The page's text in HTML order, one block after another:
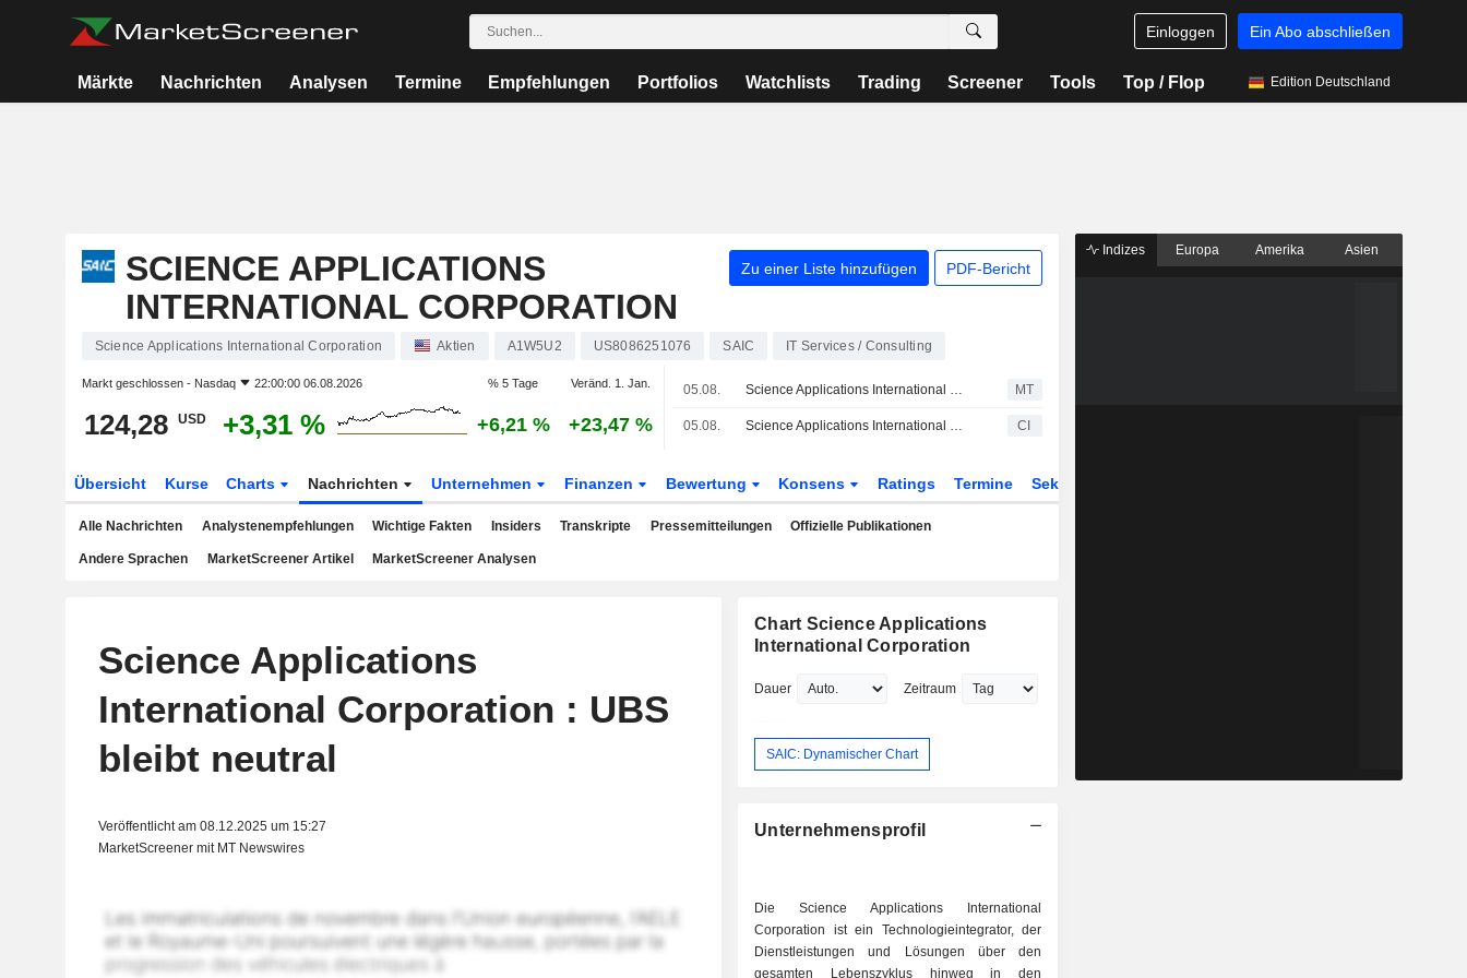
Einloggen Ein Abo abschließen
Märkte Nachrichten Analysen Termine Empfehlungen Portfolios Watchlists Trading Screener Tools Top / Flop Edition Deutschland
SCIENCE APPLICATIONS
INTERNATIONAL CORPORATION
Zu einer Liste hinzufügen PDF-Bericht
Science Applications International Corporation Aktien A1W5U2 US8086251076 SAIC IT Services / Consulting
Markt geschlossen - Nasdaq 22:00:00 06.08.2026 % 5 Tage Veränd. 1. Jan.
124,28 USD +3,31 % +6,21 % +23,47 %
05.08. Science Applications International gewinnt Wiederholungsauftrag über 400 Mio. USD von US-Geheimdienst MT
05.08. Science Applications International Corporation gewinnt Wiedervergabevertrag über 400 Mio. USD mit US-Geheimdienstbehörde CI
Übersicht Kurse Charts Nachrichten Unternehmen Finanzen Bewertung Konsens Ratings Termine Sektor
Alle Nachrichten Analystenempfehlungen Wichtige Fakten Insiders Transkripte Pressemitteilungen Offizielle Publikationen
Andere Sprachen MarketScreener Artikel MarketScreener Analysen
Science Applications
International Corporation : UBS
bleibt neutral
Veröffentlicht am 08.12.2025 um 15:27
MarketScreener mit MT Newswires
Chart Science Applications
International Corporation
Dauer Zeitraum
SAIC: Dynamischer Chart
Unternehmensprofil
Die Science Applications International
Corporation ist ein Technologieintegrator, der
Dienstleistungen und Lösungen über den
gesamten Lebenszyklus hinweg in den
Indizes Europa Amerika Asien